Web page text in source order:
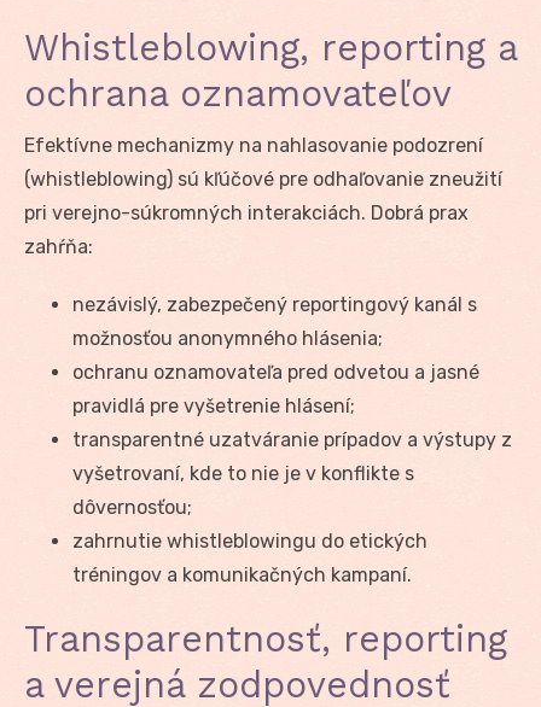
Whistleblowing, reporting a
ochrana oznamovateľov
Efektívne mechanizmy na nahlasovanie podozrení
(whistleblowing) sú kľúčové pre odhaľovanie zneužití
pri verejno-súkromných interakciách. Dobrá prax
zahŕňa:
nezávislý, zabezpečený reportingový kanál s
možnosťou anonymného hlásenia;
ochranu oznamovateľa pred odvetou a jasné
pravidlá pre vyšetrenie hlásení;
transparentné uzatváranie prípadov a výstupy z
vyšetrovaní, kde to nie je v konflikte s
dôvernosťou;
zahrnutie whistleblowingu do etických
tréningov a komunikačných kampaní.
Transparentnosť, reporting
a verejná zodpovednosť